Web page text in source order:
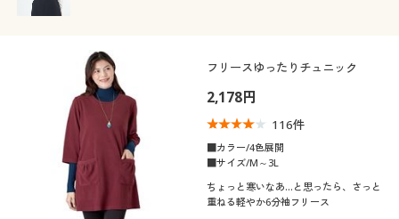
フリースゆったりチュニック
2,178円
116件
■カラー/4色展開
■サイズ/M～3L
ちょっと寒いなあ…と思ったら、さっと
重ねる軽やか6分袖フリース